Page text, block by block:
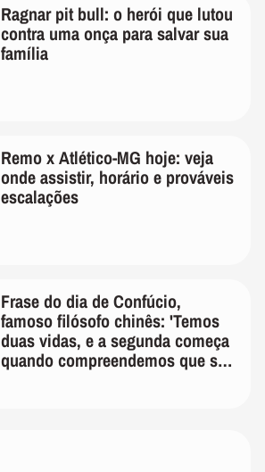
Ragnar pit bull: o herói que lutou
contra uma onça para salvar sua
família
Remo x Atlético-MG hoje: veja
onde assistir, horário e prováveis
escalações
Frase do dia de Confúcio,
famoso filósofo chinês: 'Temos
duas vidas, e a segunda começa
quando compreendemos que só